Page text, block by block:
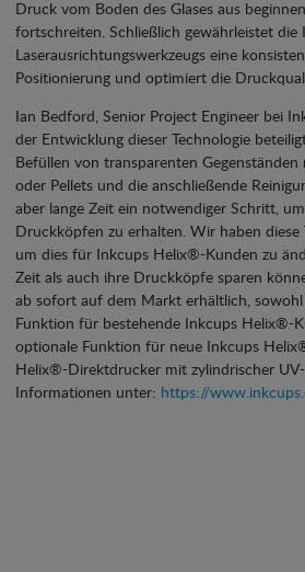
Druck vom Boden des Glases aus
fortschreiten. Schließlich gewährleistet die
Laserausrichtungswerkzeugs eine
Positionierung und optimiert die
Ian Bedford, Senior Project Engineer bei
der Entwicklung dieser Technologie
Befüllen von transparenten
oder Pellets und die anschließende
aber lange Zeit ein notwendiger Schritt,
Druckköpfen zu erhalten. Wir haben diese
um dies für Inkcups Helix®-Kunden zu
Zeit als auch ihre Druckköpfe sparen
ab sofort auf dem Markt erhältlich,
Funktion für bestehende Inkcups Helix®-
optionale Funktion für neue Inkcups
Helix®-Direktdrucker mit zylindrischer
Informationen unter: https://